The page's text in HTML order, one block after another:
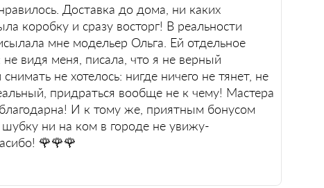
Доставка до дома, ни каких
коробку и сразу восторг! В реальности
мне модельер Ольга. Ей отдельное
видя меня, писала, что я не верный
не хотелось: нигде ничего не тянет, не
придраться вообще не к чему! Мастера
И к тому же, приятным бонусом
ни на ком в городе не увижу-
🌹🌹🌹